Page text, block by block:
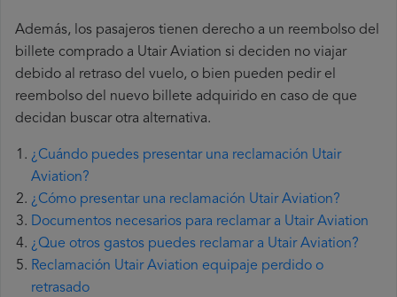
Además, los pasajeros tienen derecho a un reembolso del
billete comprado a Utair Aviation si deciden no viajar
debido al retraso del vuelo, o bien pueden pedir el
reembolso del nuevo billete adquirido en caso de que
decidan buscar otra alternativa.
¿Cuándo puedes presentar una reclamación Utair
Aviation?
¿Cómo presentar una reclamación Utair Aviation?
Documentos necesarios para reclamar a Utair Aviation
¿Que otros gastos puedes reclamar a Utair Aviation?
Reclamación Utair Aviation equipaje perdido o
retrasado